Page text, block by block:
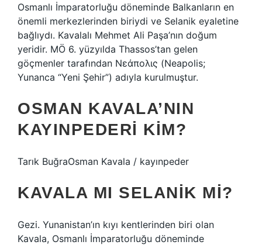
Osmanlı İmparatorluğu döneminde Balkanların en
önemli merkezlerinden biriydi ve Selanik eyaletine
bağlıydı. Kavalalı Mehmet Ali Paşa’nın doğum
yeridir. MÖ 6. yüzyılda Thassos’tan gelen
göçmenler tarafından Νεάπολις (Neapolis;
Yunanca “Yeni Şehir”) adıyla kurulmuştur.
OSMAN KAVALA’NIN
KAYINPEDERI KIM?
Tarık BuğraOsman Kavala / kayınpeder
KAVALA MI SELANIK MI?
Gezi. Yunanistan’ın kıyı kentlerinden biri olan
Kavala, Osmanlı İmparatorluğu döneminde